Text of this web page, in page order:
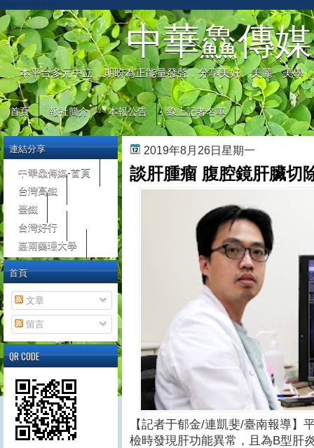
中華鱻傳媒
本平台多元中立，期盼為正能量發聲，分享美好、美麗、美學
首頁 報社簡介 本報公告 線上記者名單
2019年8月26日星期一
談肝腫瘤 腹腔鏡肝臟切
【記者于郁金/連凱斐/臺南報導】
檢時發現肝功能異常，且為B型肝
連結分享
中華鱻傳媒-首頁
台灣高鐵
臺鐵
台灣好行
嘉南藥理大學
首頁
文章
留言
QR CODE